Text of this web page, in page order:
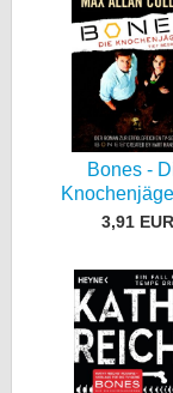
Bones -
3,91 EUR